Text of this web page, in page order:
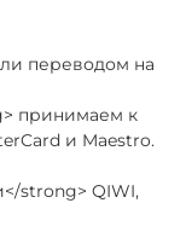
переводом на
принимаем к
и Maestro.
strong> QIWI,